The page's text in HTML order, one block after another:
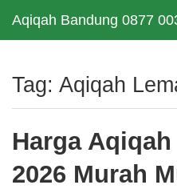
Aqiqah Bandung 0877
Tag: Aqiqah
Harga
2026 Murah